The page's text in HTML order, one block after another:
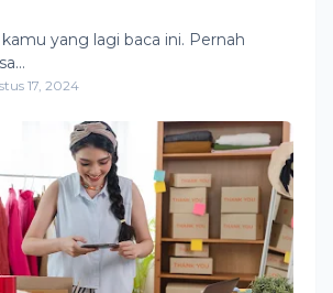
yang lagi baca ini. Pernah
17, 2024